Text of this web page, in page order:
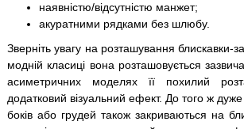
наявністю/відсутністю манжет;
акуратними рядками без шлюбу.
Зверніть увагу на розташування блискавки-
модній класиці вона розташовується
асиметричних моделях її похилий
додатковий візуальний ефект. До того ж
боків або грудей також закриваються на